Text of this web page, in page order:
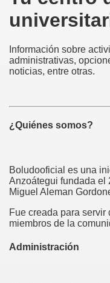
Información sobre
administrativas,
noticias, entre otras.
¿Quiénes somos?
Boludooficial es una
Anzoátegui fundada el
Miguel Aleman
Fue creada para
miembros de la
Administración